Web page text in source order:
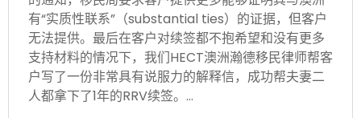
有“实质性联系”（substantial ties）的证据，但客户
无法提供。最后在客户对续签都不抱希望和没有更多
支持材料的情况下，我们HECT澳洲瀚德移民律师帮客
户写了一份非常具有说服力的解释信，成功帮夫妻二
人都拿下了1年的RRV续签。…